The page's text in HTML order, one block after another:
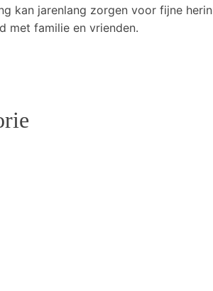
kan jarenlang zorgen voor fijne
met familie en vrienden.